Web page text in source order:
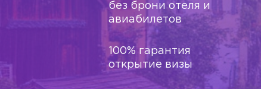
без брони отеля и
авиабилетов
100% гарантия
открытие визы